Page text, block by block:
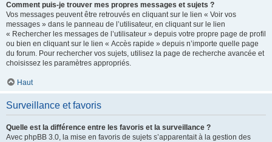
Comment puis-je trouver mes propres messages et sujets ?
Vos messages peuvent être retrouvés en cliquant sur le lien « Voir vos
messages » dans le panneau de l’utilisateur, en cliquant sur le lien
« Rechercher les messages de l’utilisateur » depuis votre propre page de profil
ou bien en cliquant sur le lien « Accès rapide » depuis n’importe quelle page
du forum. Pour rechercher vos sujets, utilisez la page de recherche avancée et
choisissez les paramètres appropriés.
Haut
Surveillance et favoris
Quelle est la différence entre les favoris et la surveillance ?
Avec phpBB 3.0, la mise en favoris de sujets s’apparentait à la gestion des